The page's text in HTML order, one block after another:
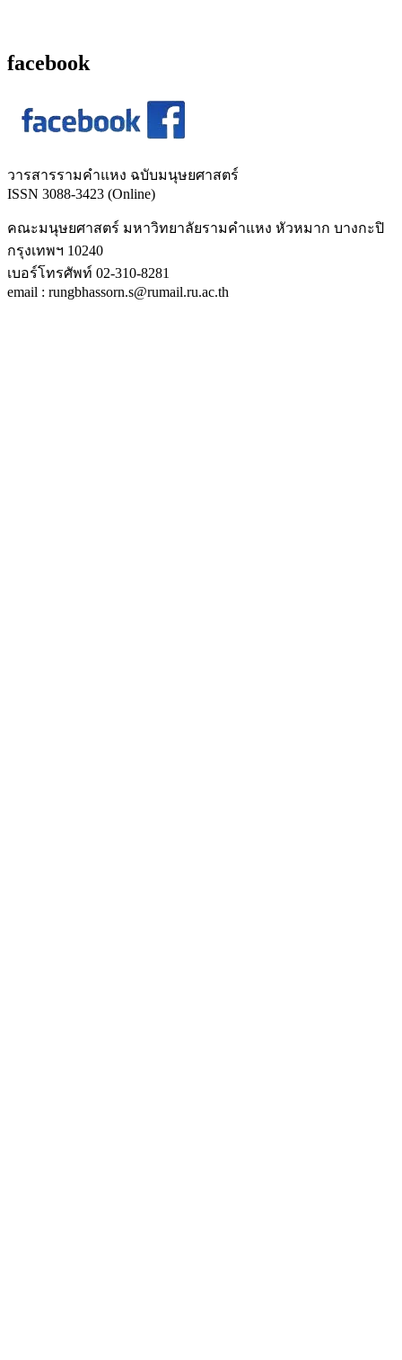
facebook
วารสารรามคำแหง ฉบับมนุษยศาสตร์
ISSN 3088-3423 (Online)
คณะมนุษยศาสตร์ มหาวิทยาลัยรามคำแหง หัวหมาก บางกะปิ
กรุงเทพฯ 10240
เบอร์โทรศัพท์ 02-310-8281
email : rungbhassorn.s@rumail.ru.ac.th